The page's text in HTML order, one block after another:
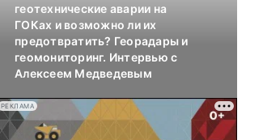
геотехнические аварии на
ГОКах и возможно ли их
предотвратить? Георадары и
геомониторинг. Интервью с
Алексеем Медведевым
РЕКЛАМА